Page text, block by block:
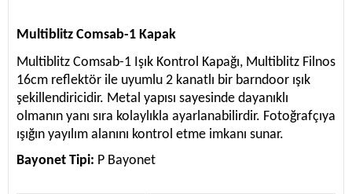
Multiblitz Comsab-1 Kapak
Multiblitz Comsab-1 Işık Kontrol Kapağı, Multiblitz Filnos
16cm reflektör ile uyumlu 2 kanatlı bir barndoor ışık
şekillendiricidir. Metal yapısı sayesinde dayanıklı
olmanın yanı sıra kolaylıkla ayarlanabilirdir. Fotoğrafçıya
ışığın yayılım alanını kontrol etme imkanı sunar.
Bayonet Tipi: P Bayonet